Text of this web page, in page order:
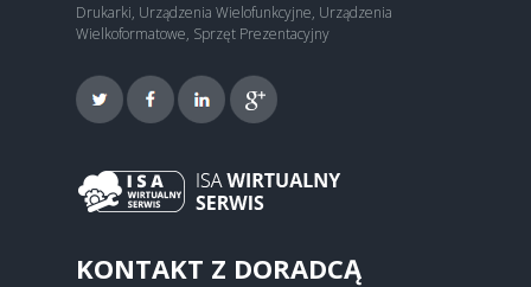
Drukarki, Urządzenia Wielofunkcyjne, Urządzenia
Wielkoformatowe, Sprzęt Prezentacyjny
KONTAKT Z DORADCĄ